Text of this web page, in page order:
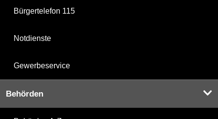
Bürgertelefon 115
Notdienste
Gewerbeservice
Behörden